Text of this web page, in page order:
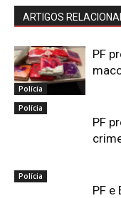
ARTIGOS
Polícia
PF
Polícia
PF
Polícia
PF e